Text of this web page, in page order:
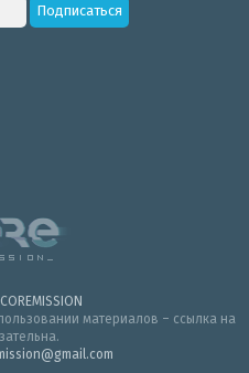
COREMISSION
материалов – ссылка на